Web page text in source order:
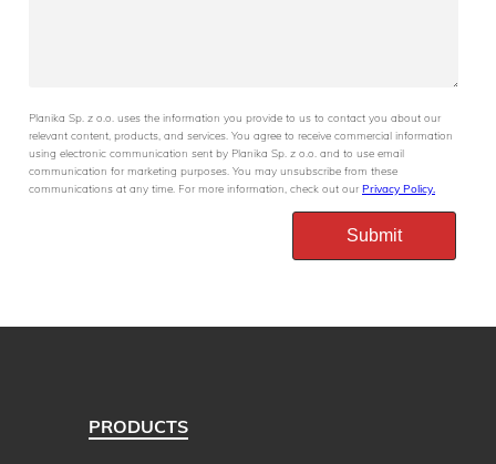
Planika Sp. z o.o. uses the information you provide to us to contact you about our
relevant content, products, and services. You agree to receive commercial information
using electronic communication sent by Planika Sp. z o.o. and to use email
communication for marketing purposes. You may unsubscribe from these
communications at any time. For more information, check out our Privacy Policy.
PRODUCTS